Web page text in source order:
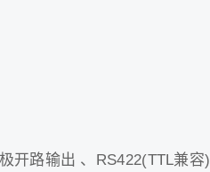
开路输出 、RS422(TTL兼容)